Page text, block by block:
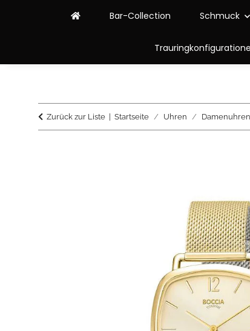
Bar-Collection Schmuck
Zurück zur Liste Startseite Uhren Damenuhren